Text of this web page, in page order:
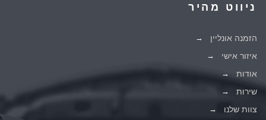
ניווט מהיר
הזמנה אונליין
איזור אישי
אודות
שירות
צוות שלנו